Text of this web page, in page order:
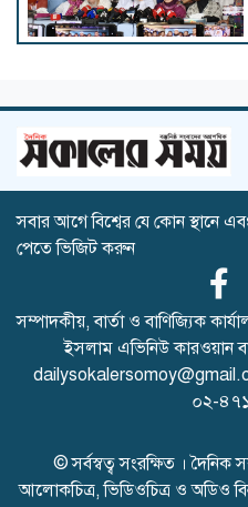
সবার আগে বিশ্বের যে কোন স্থানে
পেতে ভিজিট করুন
সম্পাদকীয়, বার্তা ও বাণিজ্যিক
ইসলাম এভিনিউ কারওয়ান
০২-
© সর্বস্বত্ব সংরক্ষিত ।
আলোকচিত্র, ভিডিওচিত্র ও অডিও